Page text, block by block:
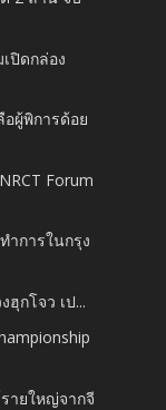
ปิดกล่อง
ผู้พิการด้อย
Forum
การในกรุง
กโจว เป...
ายใหญ่จากจี